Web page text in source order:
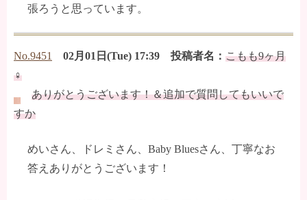
張ろうと思っています。
No.9451 02月01日(Tue) 17:39 投稿者名： こもも9ヶ月
♀
ありがとうございます！＆追加で質問してもいいで
すか
めいさん、ドレミさん、Baby Bluesさん、丁寧なお
答えありがとうございます！